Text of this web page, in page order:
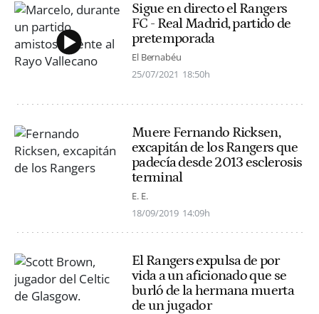
Sigue en directo el Rangers
FC - Real Madrid, partido de
pretemporada
El Bernabéu
25/07/2021 18:50h
Muere Fernando Ricksen,
excapitán de los Rangers que
padecía desde 2013 esclerosis
terminal
E. E.
18/09/2019 14:09h
El Rangers expulsa de por
vida a un aficionado que se
burló de la hermana muerta
de un jugador